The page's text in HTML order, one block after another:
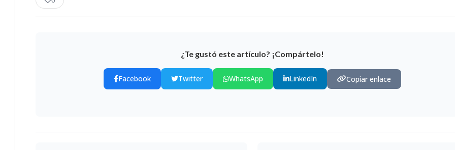
¿Te gustó este artículo? ¡Compártelo!
Facebook Twitter WhatsApp LinkedIn Copiar enlace